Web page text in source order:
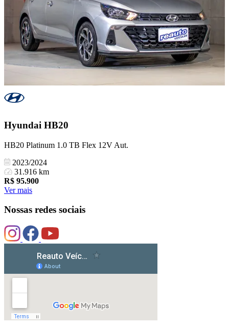
Hyundai HB20
HB20 Platinum 1.0 TB Flex 12V Aut.
2023/2024
31.916 km
R$ 95.900
Ver mais
Nossas redes sociais